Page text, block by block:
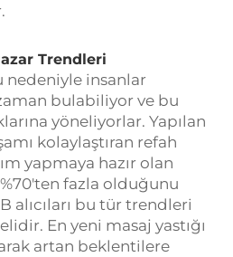
Trendleri
nedeniyle insanlar
bulabiliyor ve bu
yöneliyorlar. Yapılan
kolaylaştıran refah
yapmaya hazır olan
%70'ten fazla olduğunu
alıcıları bu tür trendleri
En yeni masaj yastığı
artan beklentilere